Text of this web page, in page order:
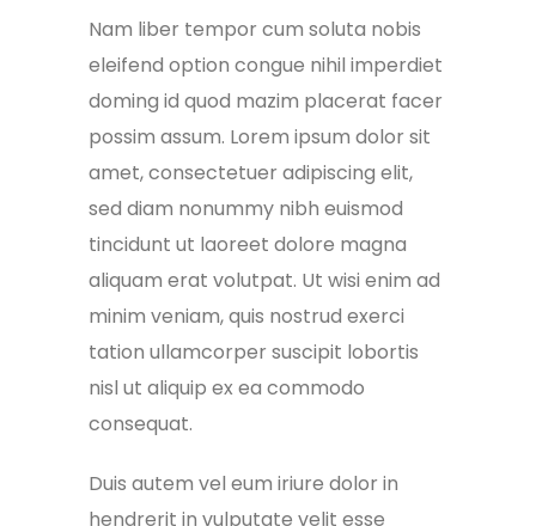
Nam liber tempor cum soluta nobis
eleifend option congue nihil imperdiet
doming id quod mazim placerat facer
possim assum. Lorem ipsum dolor sit
amet, consectetuer adipiscing elit,
sed diam nonummy nibh euismod
tincidunt ut laoreet dolore magna
aliquam erat volutpat. Ut wisi enim ad
minim veniam, quis nostrud exerci
tation ullamcorper suscipit lobortis
nisl ut aliquip ex ea commodo
consequat.
Duis autem vel eum iriure dolor in
hendrerit in vulputate velit esse